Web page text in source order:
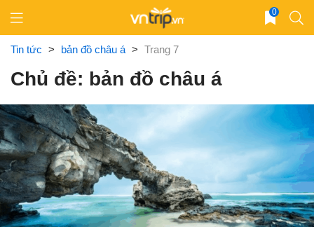
content
0
Tin tức > bản đồ châu á > Trang 7
Chủ đề: bản đồ châu á